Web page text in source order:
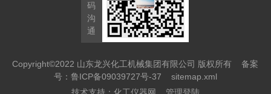
码
沟
通
Copyright©2022 山东龙兴化工机械集团有限公司 版权所有备案
号：鲁ICP备09039727号-37
sitemap.xml